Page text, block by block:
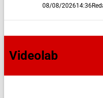
08/08/202614:36
Videolab